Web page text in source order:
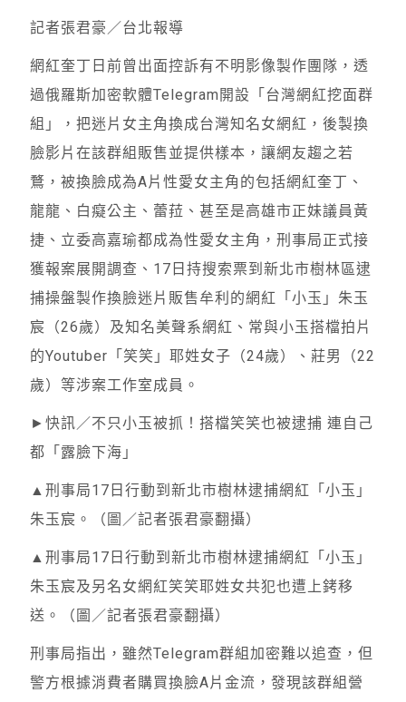
記者張君豪／台北報導
網紅奎丁日前曾出面控訴有不明影像製作團隊，透
過俄羅斯加密軟體Telegram開設「台灣網紅挖面群
組」，把迷片女主角換成台灣知名女網紅，後製換
臉影片在該群組販售並提供樣本，讓網友趨之若
鶩，被換臉成為A片性愛女主角的包括網紅奎丁、
龍龍、白癡公主、蕾菈、甚至是高雄市正妹議員黃
捷、立委高嘉瑜都成為性愛女主角，刑事局正式接
獲報案展開調查、17日持搜索票到新北市樹林區逮
捕操盤製作換臉迷片販售牟利的網紅「小玉」朱玉
宸（26歲）及知名美聲系網紅、常與小玉搭檔拍片
的Youtuber「笑笑」耶姓女子（24歲）、莊男（22
歲）等涉案工作室成員。
►快訊／不只小玉被抓！搭檔笑笑也被逮捕 連自己
都「露臉下海」
▲刑事局17日行動到新北市樹林逮捕網紅「小玉」
朱玉宸。（圖／記者張君豪翻攝）
▲刑事局17日行動到新北市樹林逮捕網紅「小玉」
朱玉宸及另名女網紅笑笑耶姓女共犯也遭上銬移
送。（圖／記者張君豪翻攝）
刑事局指出，雖然Telegram群組加密難以追查，但
警方根據消費者購買換臉A片金流，發現該群組營